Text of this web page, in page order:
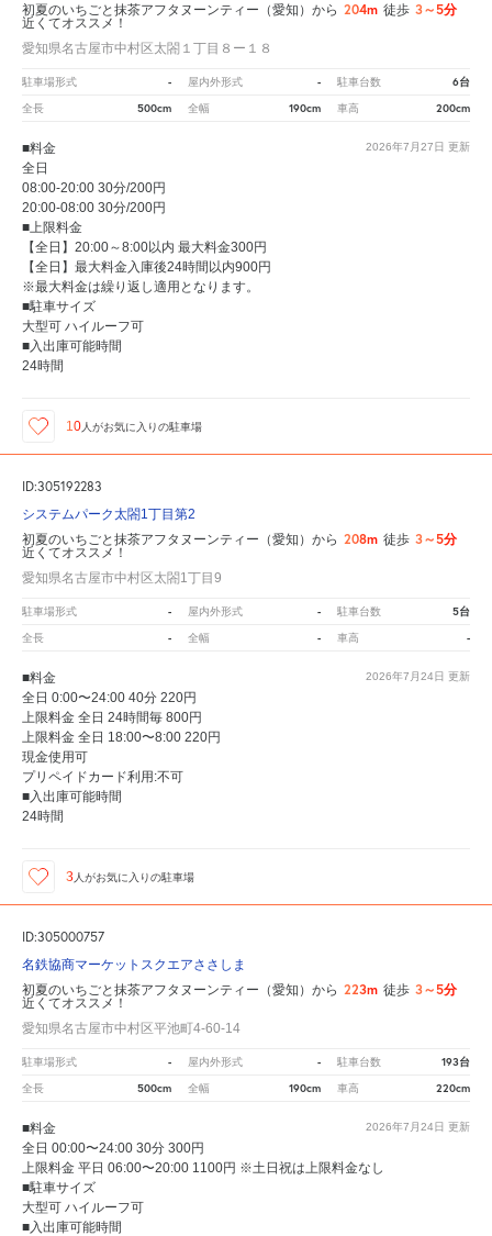
初夏のいちごと抹茶アフタヌーンティー（愛知）から 204m 徒歩 3～5分
近くてオススメ！
愛知県名古屋市中村区太閤１丁目８ー１８
駐車場形式 - 屋内外形式 - 駐車台数 6台
全長 500cm 全幅 190cm 車高 200cm
2026年7月27日 更新
■料金
全日
08:00-20:00 30分/200円
20:00-08:00 30分/200円
■上限料金
【全日】20:00～8:00以内 最大料金300円
【全日】最大料金入庫後24時間以内900円
※最大料金は繰り返し適用となります。
■駐車サイズ
大型可 ハイルーフ可
■入出庫可能時間
24時間
10人がお気に入りの駐車場
ID:305192283
システムパーク太閤1丁目第2
初夏のいちごと抹茶アフタヌーンティー（愛知）から 208m 徒歩 3～5分
近くてオススメ！
愛知県名古屋市中村区太閤1丁目9
駐車場形式 - 屋内外形式 - 駐車台数 5台
全長 - 全幅 - 車高 -
2026年7月24日 更新
■料金
全日 0:00〜24:00 40分 220円
上限料金 全日 24時間毎 800円
上限料金 全日 18:00〜8:00 220円
現金使用可
プリペイドカード利用:不可
■入出庫可能時間
24時間
3人がお気に入りの駐車場
ID:305000757
名鉄協商マーケットスクエアささしま
初夏のいちごと抹茶アフタヌーンティー（愛知）から 223m 徒歩 3～5分
近くてオススメ！
愛知県名古屋市中村区平池町4-60-14
駐車場形式 - 屋内外形式 - 駐車台数 193台
全長 500cm 全幅 190cm 車高 220cm
2026年7月24日 更新
■料金
全日 00:00〜24:00 30分 300円
上限料金 平日 06:00〜20:00 1100円 ※土日祝は上限料金なし
■駐車サイズ
大型可 ハイルーフ可
■入出庫可能時間